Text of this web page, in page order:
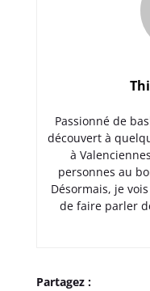
Passionné de
découvert à
à
personnes au
Désormais, je
de faire parler
Partagez :